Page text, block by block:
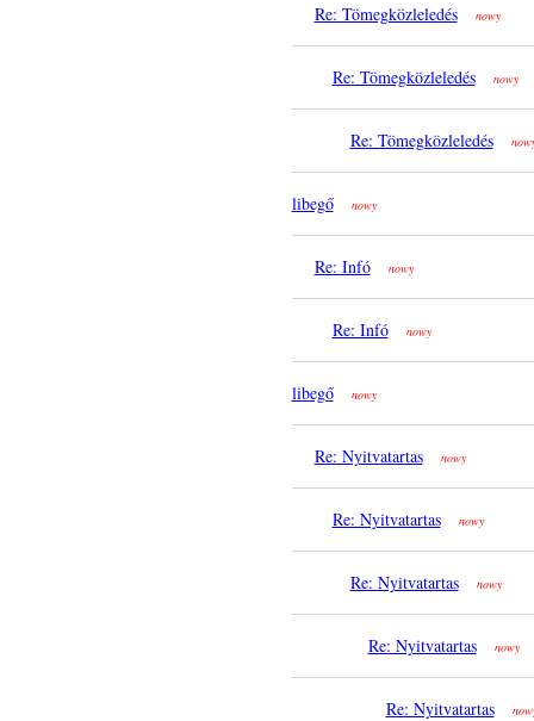
Re: Tömegközleledés nowy
Re: Tömegközleledés nowy
Re: Tömegközleledés
libegő nowy
Re: Infó nowy
Re: Infó nowy
libegő nowy
Re: Nyitvatartas nowy
Re: Nyitvatartas nowy
Re: Nyitvatartas nowy
Re: Nyitvatartas nowy
Re: Nyitvatartas